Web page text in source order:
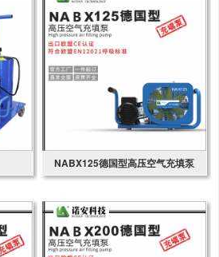
NABX125德国型高压空气充填泵